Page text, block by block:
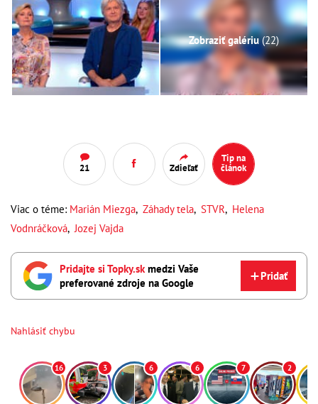
Zobraziť galériu(22)
21 Zdieľať
Tip na
článok
Viac o téme: Marián Miezga, Záhady tela, STVR, Helena
Vodnráčková,Jozej Vajda
Pridajte si Topky.sk medzi Vaše
preferované zdroje na Google
Pridať
Nahlásiť chybu
16 3 6 6 7 2